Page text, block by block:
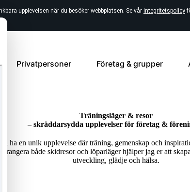
upplevelsen när du besöker webbplatsen. Se vår integritetspolicy
Privatpersoner Företag & grupper
Träningsläger & resor
– skräddarsydda upplevelser för företag &
ni ha en unik upplevelse där träning, gemenskap och
både skidresor och löparläger hjälper jag er att
utveckling, glädje och hälsa.